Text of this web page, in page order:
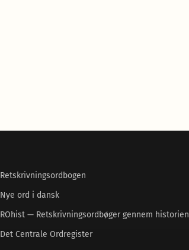
Retskrivningsordbogen
Nye ord i dansk
ROhist — Retskrivningsordbøger gennem historien
Det Centrale Ordregister